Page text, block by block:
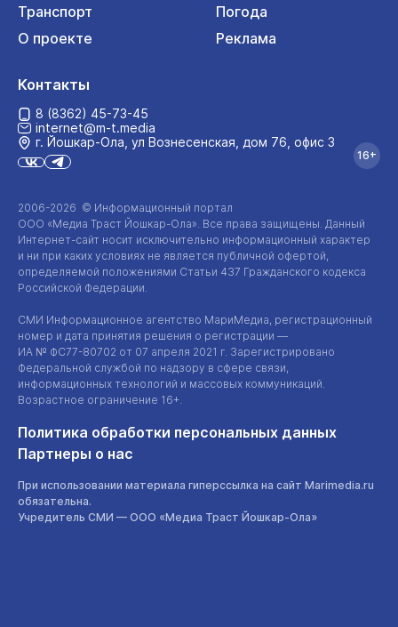
Транспорт
Погода
О проекте
Реклама
2006-2026 © Информационный портал
ООО «Медиа Траст Йошкар-Ола». Все права защищены. Данный
Интернет-сайт носит исключительно информационный характер
и ни при каких условиях не является публичной офертой,
определяемой положениями Статьи 437 Гражданского кодекса
Российской Федерации.
СМИ Информационное агентство МариМедиа, регистрационный
номер и дата принятия решения о регистрации —
ИА № ФС77-80702 от 07 апреля 2021 г. Зарегистрировано
Федеральной службой по надзору в сфере связи,
информационных технологий и массовых коммуникаций.
Возрастное ограничение 16+.
Политика обработки персональных данных
Партнеры о нас
При использовании материала гиперссылка на сайт Marimedia.ru
обязательна.
Учредитель СМИ — ООО «Медиа Траст Йошкар-Ола»
Контакты
8 (8362) 45-73-45
internet@m-t.media
г. Йошкар‑Ола, ул Вознесенская, дом 76, офис 3
16+